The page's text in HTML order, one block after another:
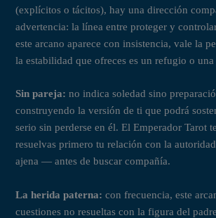
(explícitos o tácitos), hay una dirección
advertencia: la línea entre proteger y
este arcano aparece con insistencia, vale la
la estabilidad que ofreces es un refugio o una
Sin pareja: no indica soledad sino
construyendo la versión de ti que podrá
serio sin perderse en él. El Emperador Tarot
resuelvas primero tu relación con la
ajena — antes de buscar compañía.
La herida paterna: con frecuencia, este
cuestiones no resueltas con la figura del